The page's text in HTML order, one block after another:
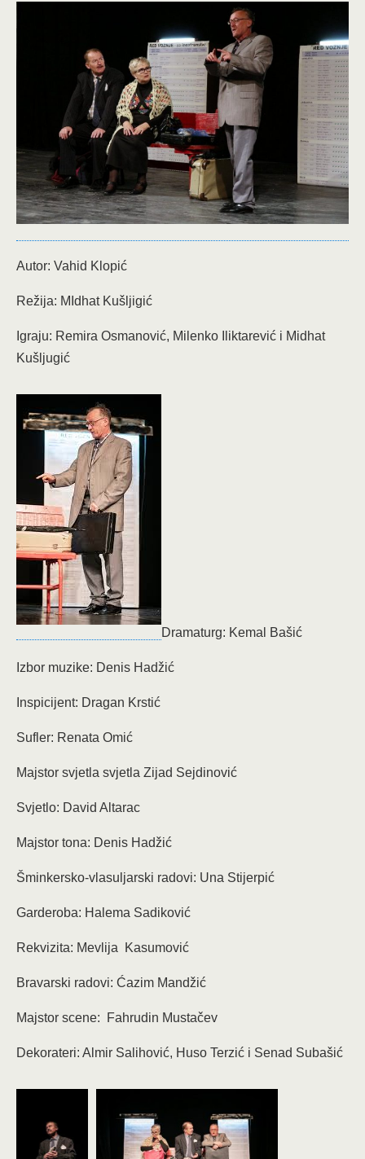
Autor: Vahid Klopić
Režija: MIdhat Kušljigić
Igraju: Remira Osmanović, Milenko Iliktarević i Midhat
Kušljugić
Dramaturg: Kemal Bašić
Izbor muzike: Denis Hadžić
Inspicijent: Dragan Krstić
Sufler: Renata Omić
Majstor svjetla svjetla Zijad Sejdinović
Svjetlo: David Altarac
Majstor tona: Denis Hadžić
Šminkersko-vlasuljarski radovi: Una Stijerpić
Garderoba: Halema Sadiković
Rekvizita: Mevlija Kasumović
Bravarski radovi: Ćazim Mandžić
Majstor scene: Fahrudin Mustačev
Dekorateri: Almir Salihović, Huso Terzić i Senad Subašić